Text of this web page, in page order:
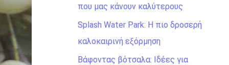
που μας κάνουν καλύτερους
Splash Water Park: Η πιο δροσερή
καλοκαιρινή εξόρμηση
Βάφοντας βότσαλα: Ιδέες για